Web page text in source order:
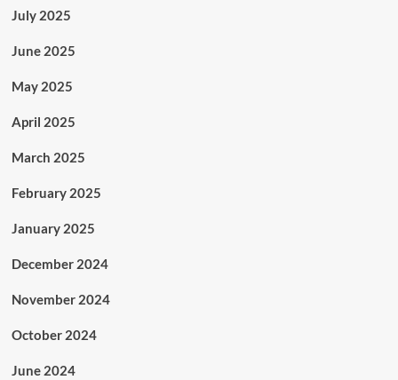
July 2025
June 2025
May 2025
April 2025
March 2025
February 2025
January 2025
December 2024
November 2024
October 2024
June 2024